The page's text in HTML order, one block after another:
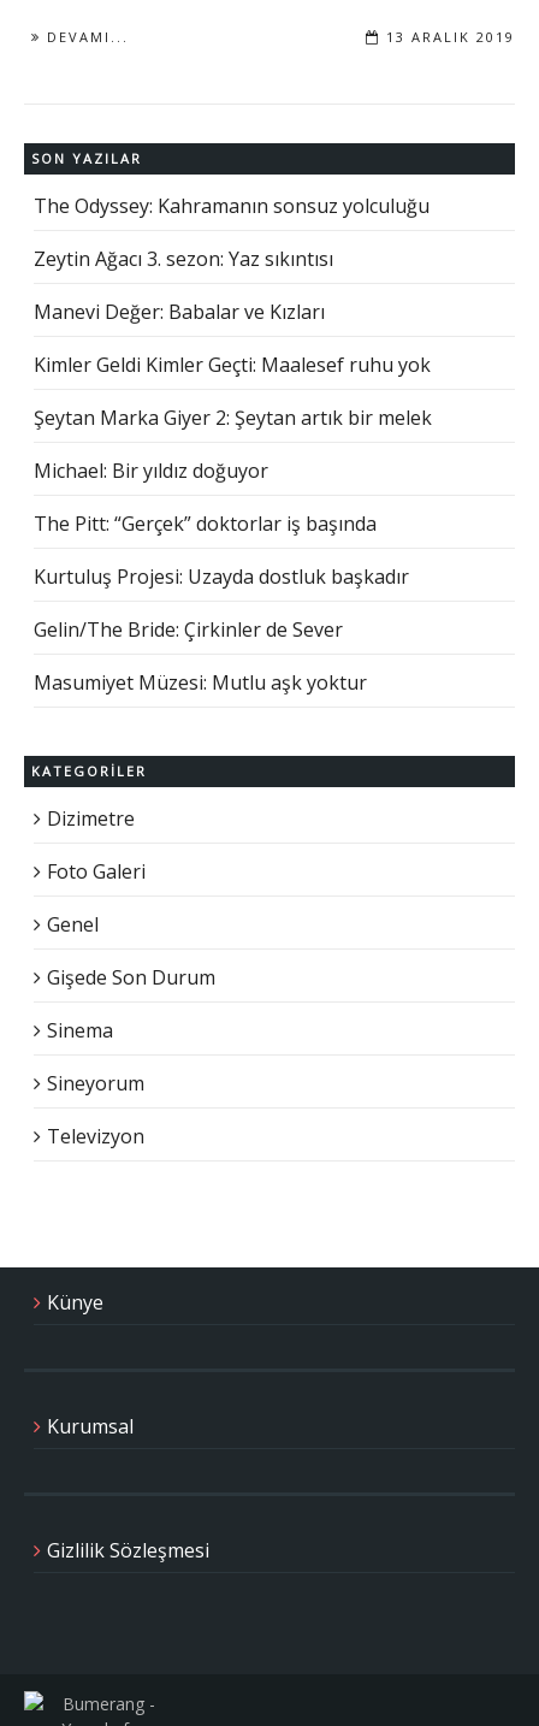
DEVAMI... 13 ARALIK 2019
SON YAZILAR
The Odyssey: Kahramanın sonsuz yolculuğu
Zeytin Ağacı 3. sezon: Yaz sıkıntısı
Manevi Değer: Babalar ve Kızları
Kimler Geldi Kimler Geçti: Maalesef ruhu yok
Şeytan Marka Giyer 2: Şeytan artık bir melek
Michael: Bir yıldız doğuyor
The Pitt: “Gerçek” doktorlar iş başında
Kurtuluş Projesi: Uzayda dostluk başkadır
Gelin/The Bride: Çirkinler de Sever
Masumiyet Müzesi: Mutlu aşk yoktur
KATEGORILER
Dizimetre
Foto Galeri
Genel
Gişede Son Durum
Sinema
Sineyorum
Televizyon
Künye
Kurumsal
Gizlilik Sözleşmesi